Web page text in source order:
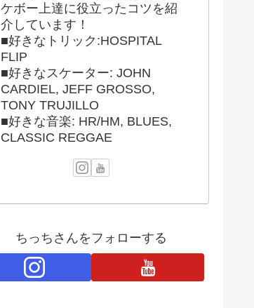
ケボー上達に役立ったコツを紹
介しています！
■好きなトリック:HOSPITAL
FLIP
■好きなスケーター: JOHN
CARDIEL, JEFF GROSSO,
TONY TRUJILLO
■好きな音楽: HR/HM, BLUES,
CLASSIC REGGAE
ちっちさんをフォローする